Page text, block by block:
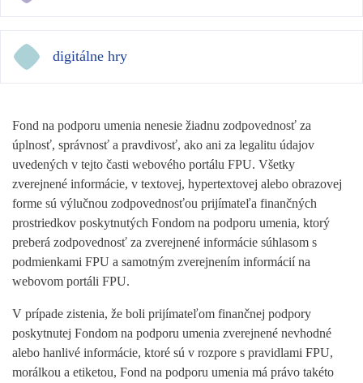
digitálne hry
Fond na podporu umenia nenesie žiadnu zodpovednosť za
úplnosť, správnosť a pravdivosť, ako ani za legalitu údajov
uvedených v tejto časti webového portálu FPU. Všetky
zverejnené informácie, v textovej, hypertextovej alebo obrazovej
forme sú výlučnou zodpovednosťou prijímateľa finančných
prostriedkov poskytnutých Fondom na podporu umenia, ktorý
preberá zodpovednosť za zverejnené informácie súhlasom s
podmienkami FPU a samotným zverejnením informácií na
webovom portáli FPU.
V prípade zistenia, že boli prijímateľom finančnej podpory
poskytnutej Fondom na podporu umenia zverejnené nevhodné
alebo hanlivé informácie, ktoré sú v rozpore s pravidlami FPU,
morálkou a etiketou, Fond na podporu umenia má právo takéto